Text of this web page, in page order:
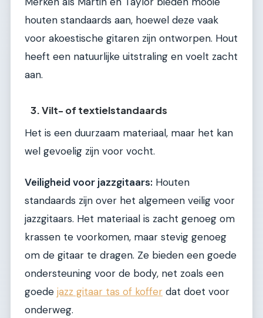
houten standaards aan, hoewel deze vaak
voor akoestische gitaren zijn ontworpen. Hout
heeft een natuurlijke uitstraling en voelt zacht
aan.
3. Vilt- of textielstandaards
Het is een duurzaam materiaal, maar het kan
wel gevoelig zijn voor vocht.
Veiligheid voor jazzgitaars: Houten
standaards zijn over het algemeen veilig voor
jazzgitaars. Het materiaal is zacht genoeg om
krassen te voorkomen, maar stevig genoeg
om de gitaar te dragen. Ze bieden een goede
ondersteuning voor de body, net zoals een
goede jazz gitaar tas of koffer dat doet voor
onderweg.